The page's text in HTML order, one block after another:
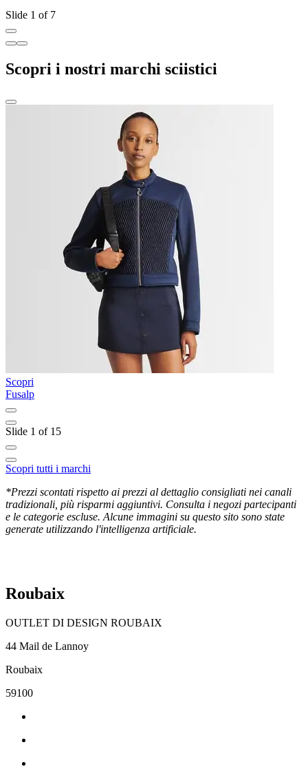
Slide 1 of 7
Scopri i nostri marchi sciistici
Scopri
Fusalp
Slide 1 of 15
Scopri tutti i marchi
*Prezzi scontati rispetto ai prezzi al dettaglio consigliati nei canali
tradizionali, più risparmi aggiuntivi. Consulta i negozi partecipanti
e le categorie escluse. Alcune immagini su questo sito sono state
generate utilizzando l'intelligenza artificiale.
Roubaix
OUTLET DI DESIGN ROUBAIX
44 Mail de Lannoy
Roubaix
59100